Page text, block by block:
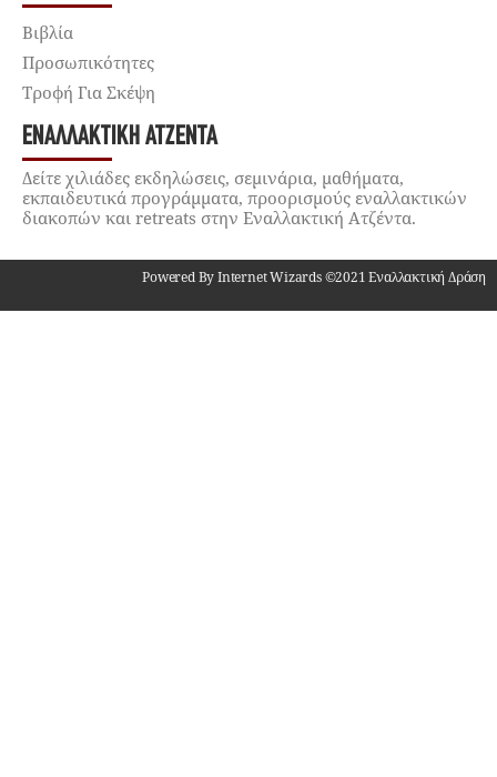
Βιβλία
Προσωπικότητες
Τροφή Για Σκέψη
ΕΝΑΛΛΑΚΤΙΚΉ ΑΤΖΈΝΤΑ
Δείτε χιλιάδες εκδηλώσεις, σεμινάρια, μαθήματα,
εκπαιδευτικά προγράμματα, προορισμούς εναλλακτικών
διακοπών και retreats στην Εναλλακτική Ατζέντα.
Powered By Internet Wizards ©2021 Εναλλακτική Δράση